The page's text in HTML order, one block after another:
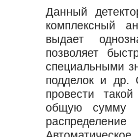
Данный
комплексный
выдает
позволяет
специальными
подделок и др.
провести
общую сумму